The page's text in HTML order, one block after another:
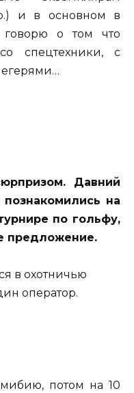
и в основном в
о том что
спецтехники, с
Давний
на
по гольфу,
предложение.
в охотничью
оператор.
потом на 10